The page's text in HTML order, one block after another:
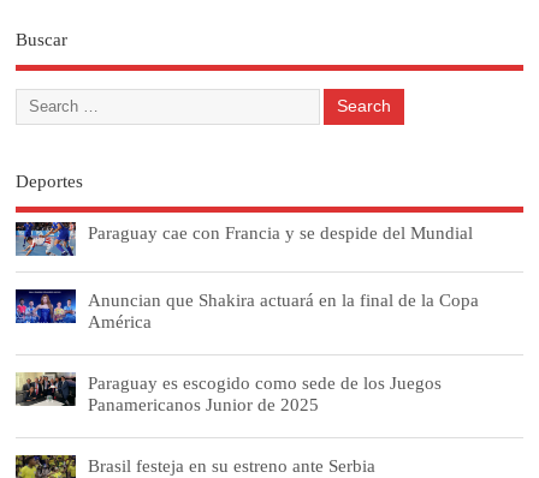
Buscar
Deportes
Paraguay cae con Francia y se despide del Mundial
Anuncian que Shakira actuará en la final de la Copa
América
Paraguay es escogido como sede de los Juegos
Panamericanos Junior de 2025
Brasil festeja en su estreno ante Serbia